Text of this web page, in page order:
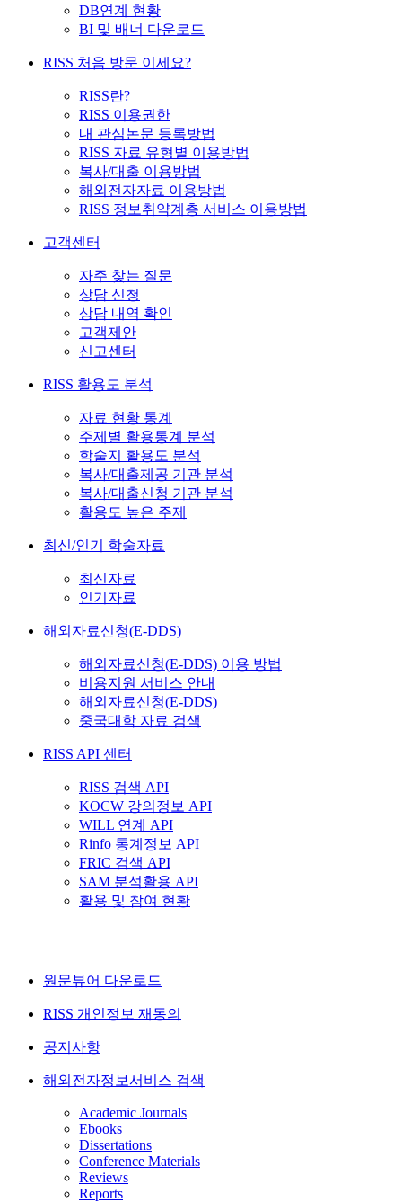
DB연계 현황
BI 및 배너 다운로드
RISS 처음 방문 이세요?
RISS란?
RISS 이용권한
내 관심논문 등록방법
RISS 자료 유형별 이용방법
복사/대출 이용방법
해외전자자료 이용방법
RISS 정보취약계층 서비스 이용방법
고객센터
자주 찾는 질문
상담 신청
상담 내역 확인
고객제안
신고센터
RISS 활용도 분석
자료 현황 통계
주제별 활용통계 분석
학술지 활용도 분석
복사/대출제공 기관 분석
복사/대출신청 기관 분석
활용도 높은 주제
최신/인기 학술자료
최신자료
인기자료
해외자료신청(E-DDS)
해외자료신청(E-DDS) 이용 방법
비용지원 서비스 안내
해외자료신청(E-DDS)
중국대학 자료 검색
RISS API 센터
RISS 검색 API
KOCW 강의정보 API
WILL 연계 API
Rinfo 통계정보 API
FRIC 검색 API
SAM 분석활용 API
활용 및 참여 현황
원문뷰어 다운로드
RISS 개인정보 재동의
공지사항
해외전자정보서비스 검색
Academic Journals
Ebooks
Dissertations
Conference Materials
Reviews
Reports